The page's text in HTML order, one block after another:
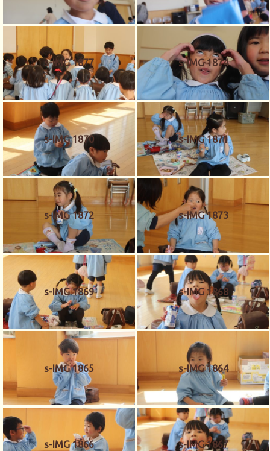
s-IMG 1877 s-IMG 1874
s-IMG 1870 s-IMG 1871
s-IMG 1872 s-IMG 1873
s-IMG 1869 s-IMG 1868
s-IMG 1865 s-IMG 1864
s-IMG 1866 s-IMG 1867